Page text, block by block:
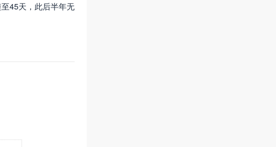
45天，此后半年无